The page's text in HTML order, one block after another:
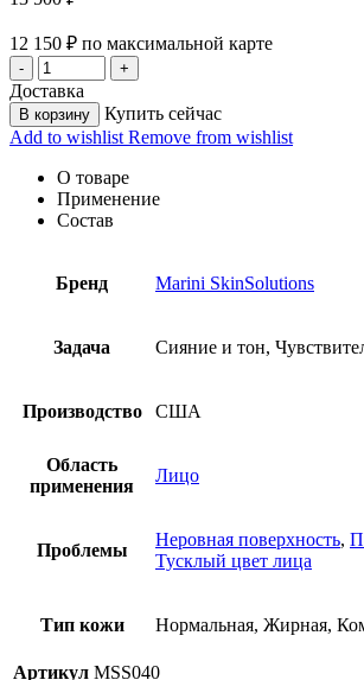
12 150 ₽ по максимальной карте
Доставка
В корзину
Купить сейчас
Add to wishlist Remove from wishlist
О товаре
Применение
Состав
Бренд Marini SkinSolutions
Задача Сияние и тон,
Производство США
Область
применения
Лицо
Проблемы
Неровная поверхность,
Тусклый цвет лица
Тип кожи Нормальная, Жирная,
Артикул MSS040